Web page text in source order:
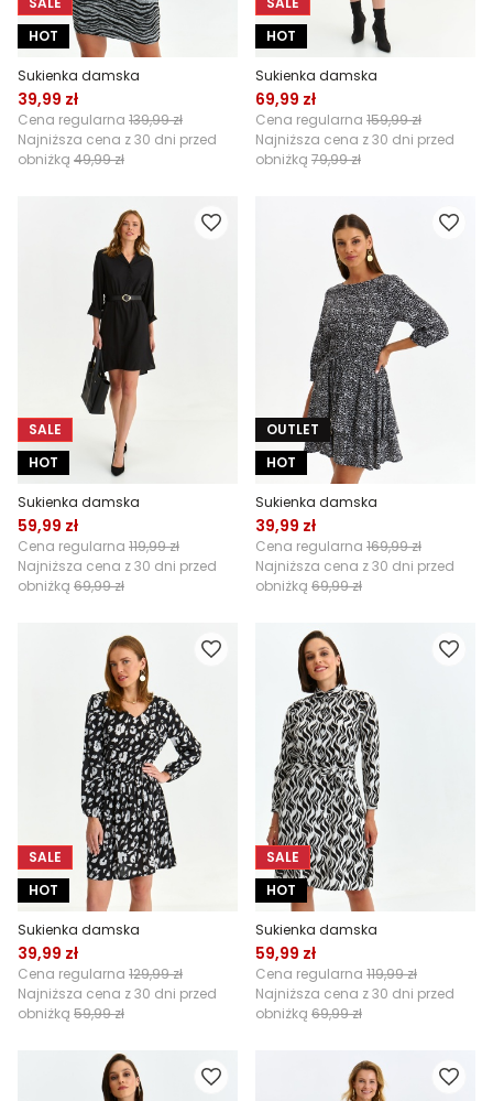
HOT
Sukienka damska
39,99 zł
Cena regularna 139,99 zł
Najniższa cena z 30 dni przed
obniżką 49,99 zł
HOT
Sukienka damska
69,99 zł
Cena regularna 159,99 zł
Najniższa cena z 30 dni przed
obniżką 79,99 zł
SALE
HOT
Sukienka damska
59,99 zł
Cena regularna 119,99 zł
Najniższa cena z 30 dni przed
obniżką 69,99 zł
OUTLET
HOT
Sukienka damska
39,99 zł
Cena regularna 169,99 zł
Najniższa cena z 30 dni przed
obniżką 69,99 zł
SALE
HOT
Sukienka damska
39,99 zł
Cena regularna 129,99 zł
Najniższa cena z 30 dni przed
obniżką 59,99 zł
SALE
HOT
Sukienka damska
59,99 zł
Cena regularna 119,99 zł
Najniższa cena z 30 dni przed
obniżką 69,99 zł